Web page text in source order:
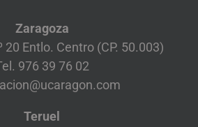
Zaragoza
20 Entlo. Centro (CP. 50.003)
976 39 76 02
Teruel